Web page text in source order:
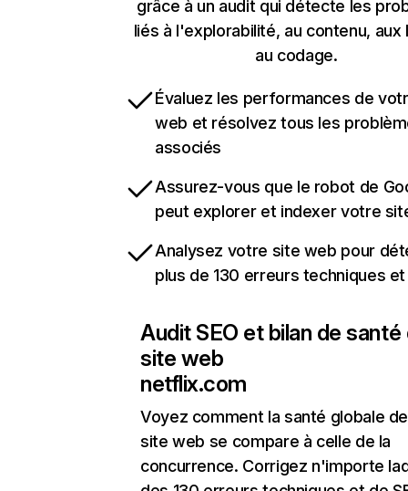
grâce à un audit qui détecte les
liés à l'explorabilité, au contenu, aux
au codage.
Évaluez les performances de
web et résolvez tous les
associés
Assurez-vous que le robot de
peut explorer et indexer votre
Analysez votre site web pour
plus de 130 erreurs techniques et
Audit SEO et bilan de santé
site web
netflix.com
Voyez comment la santé globale
site web se compare à celle de la
concurrence. Corrigez n'importe